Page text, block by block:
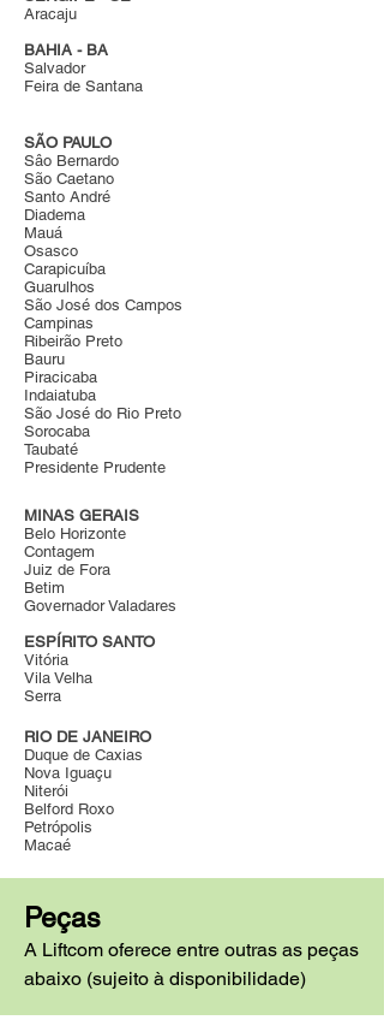
Aracaju
BAHIA - BA
Salvador
Feira de Santana
SÃO PAULO
Sâo Bernardo
São Caetano
Santo André
Diadema
Mauá
Osasco
Carapicuíba
Guarulhos
São José dos Campos
Campinas
Ribeirão Preto
Bauru
Piracicaba
Indaiatuba
São José do Rio Preto
Sorocaba
Taubaté
Presidente Prudente
MINAS GERAIS
Belo Horizonte
Contagem
Juiz de Fora
Betim
Governador Valadares
ESPÍRITO SANTO
Vitória
Vila Velha
Serra
RIO DE JANEIRO
Duque de Caxias
Nova Iguaçu
Niterói
Belford Roxo
Petrópolis
Macaé
Peças
A Liftcom oferece entre outras as peças
abaixo (sujeito à disponibilidade)